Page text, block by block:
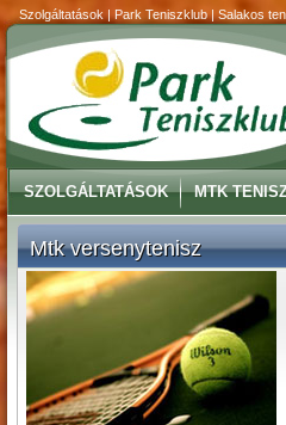
Szolgáltatások | Park Teniszklub | Salakos
SZOLGÁLTATÁSOK MTK
Mtk versenytenisz